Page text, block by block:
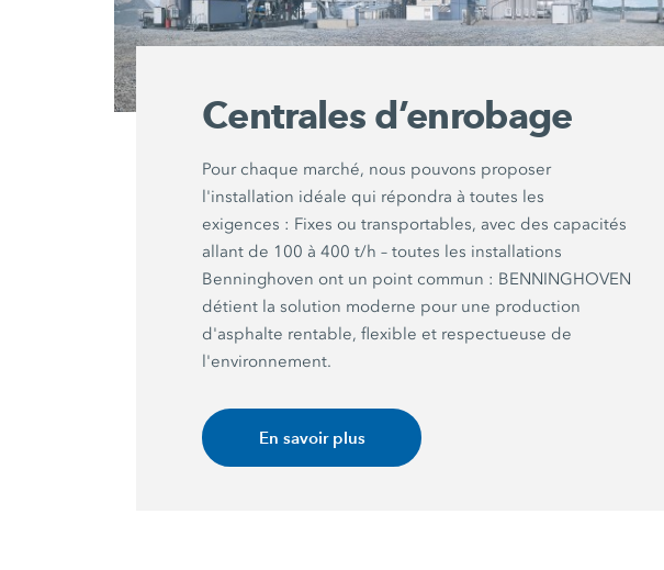
Centrales d’enrobage
Pour chaque marché, nous pouvons proposer
l'installation idéale qui répondra à toutes les
exigences : Fixes ou transportables, avec des capacités
allant de 100 à 400 t/h – toutes les installations
Benninghoven ont un point commun : BENNINGHOVEN
détient la solution moderne pour une production
d'asphalte rentable, flexible et respectueuse de
l'environnement.
En savoir plus